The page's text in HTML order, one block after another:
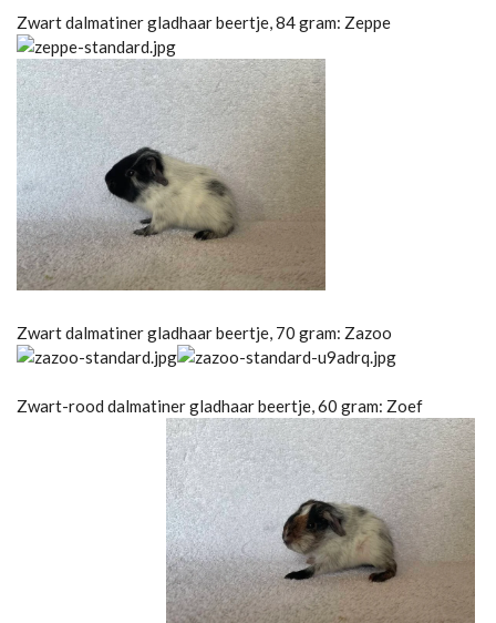
Zwart dalmatiner gladhaar beertje, 84 gram: Zeppe
Zwart dalmatiner gladhaar beertje, 70 gram: Zazoo
Zwart-rood dalmatiner gladhaar beertje, 60 gram: Zoef